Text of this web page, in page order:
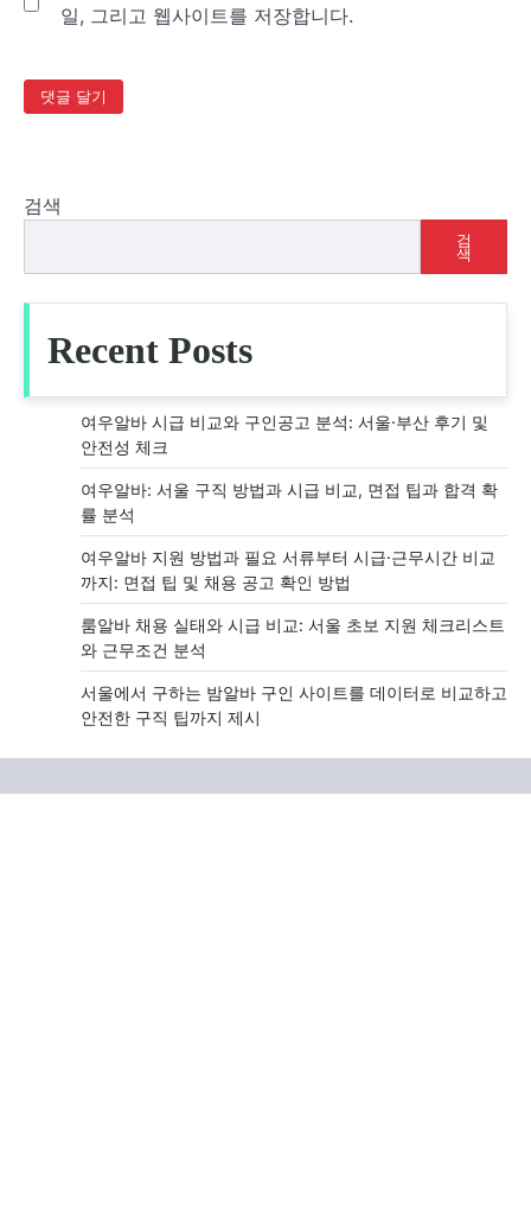
일, 그리고 웹사이트를 저장합니다.
검색
검
색
Recent Posts
여우알바 시급 비교와 구인공고 분석: 서울·부산 후기 및
안전성 체크
여우알바: 서울 구직 방법과 시급 비교, 면접 팁과 합격 확
률 분석
여우알바 지원 방법과 필요 서류부터 시급·근무시간 비교
까지: 면접 팁 및 채용 공고 확인 방법
룸알바 채용 실태와 시급 비교: 서울 초보 지원 체크리스트
와 근무조건 분석
서울에서 구하는 밤알바 구인 사이트를 데이터로 비교하고
안전한 구직 팁까지 제시